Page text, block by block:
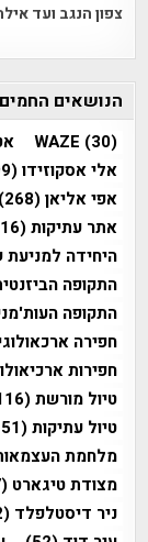
צפון הנגב ועד
הנושאים
WAZE (30)
אלי אסקוזידו(99)
אפי אליאן(268)
אתר עתיקות(216)
היחידה
התקופה
התקופה
חפירה
חפירות
טיול מורשת(116)
טיול עתיקות(151)
מלחמת
מצודת טיגארט (37)
ניר דיסטלפלד (32)